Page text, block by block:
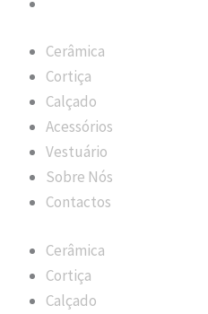
Cerâmica
Cortiça
Calçado
Acessórios
Vestuário
Sobre Nós
Contactos
Cerâmica
Cortiça
Calçado